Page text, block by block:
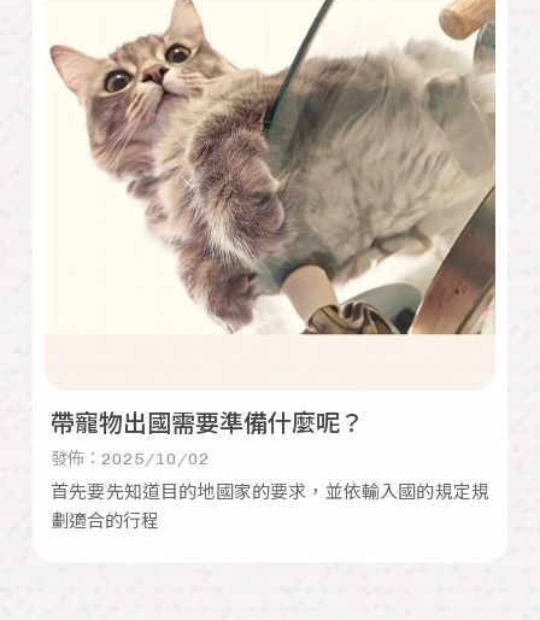
帶寵物出國需要準備什麼呢？
發佈：2025/10/02
首先要先知道目的地國家的要求，並依輸入國的規定規
劃適合的行程